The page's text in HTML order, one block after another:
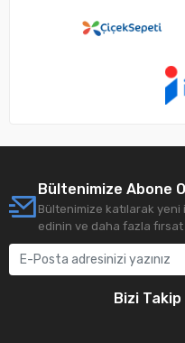
Bültenimize Abone
Bültenimize katılarak
edinin ve daha fazla fırsat
Bizi Takip